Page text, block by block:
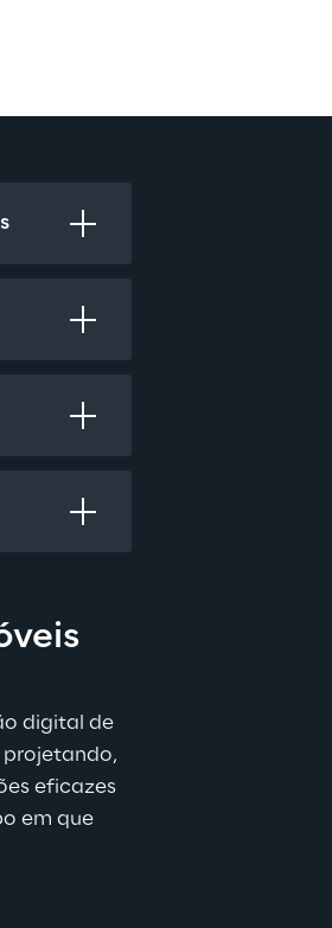
digital de
projetando,
eficazes
em que